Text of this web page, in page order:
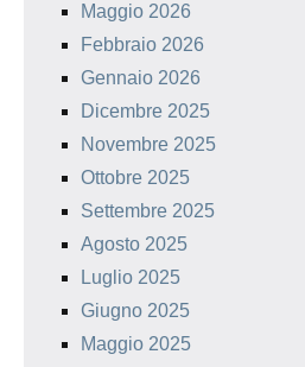
Maggio 2026
Febbraio 2026
Gennaio 2026
Dicembre 2025
Novembre 2025
Ottobre 2025
Settembre 2025
Agosto 2025
Luglio 2025
Giugno 2025
Maggio 2025